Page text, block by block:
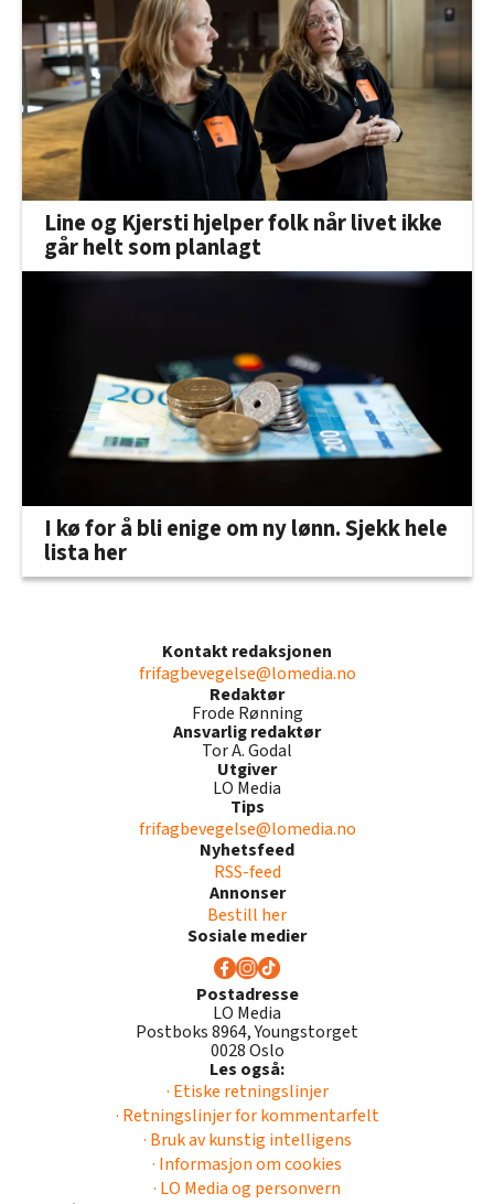
Line og Kjersti hjelper folk når livet ikke
går helt som planlagt
I kø for å bli enige om ny lønn. Sjekk hele
lista her
Kontakt redaksjonen
frifagbevegelse@lomedia.no
Redaktør
Frode Rønning
Ansvarlig redaktør
Tor A. Godal
Utgiver
LO Media
Tips
frifagbevegelse@lomedia.no
Nyhetsfeed
RSS-feed
Annonser
Bestill her
Sosiale medier
Postadresse
LO Media
Postboks 8964, Youngstorget
0028 Oslo
Les også:
· Etiske retningslinjer
· Retningslinjer for kommentarfelt
· Bruk av kunstig intelligens
· Informasjon om cookies
· LO Media og personvern